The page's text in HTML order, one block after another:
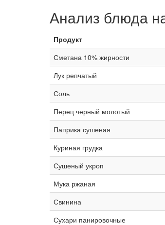
Анализ блюда
Продукт
Сметана 10% жирности
Лук репчатый
Соль
Перец черный молотый
Паприка сушеная
Куриная грудка
Сушеный укроп
Мука ржаная
Свинина
Сухари панировочные